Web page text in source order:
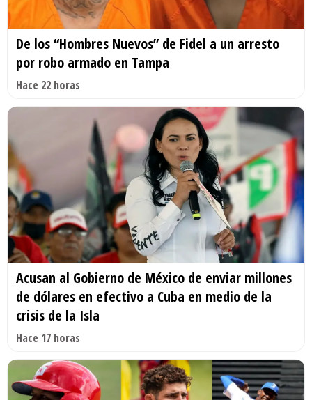
De los “Hombres Nuevos” de Fidel a un arresto
por robo armado en Tampa
Hace 22 horas
Acusan al Gobierno de México de enviar millones
de dólares en efectivo a Cuba en medio de la
crisis de la Isla
Hace 17 horas